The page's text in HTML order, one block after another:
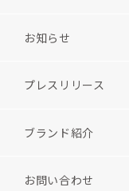
お知らせ
プレスリリース
ブランド紹介
お問い合わせ